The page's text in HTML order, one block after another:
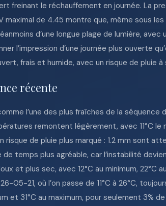
freinant le réchauffement en journée. La
maximal de 4.45 montre que, même sous
d’une longue plage de lumière, avec
l’impression d’une journée plus ouverte
frais et humide, avec un risque de pluie
récente
l’une des plus fraîches de la séquence
remontent légèrement, avec 11°C
risque de pluie plus marqué : 1.2 mm sont
temps plus agréable, car l’instabilité
et plus sec, avec 12°C au minimum, 22°C
05-21, où l’on passe de 11°C à 26°C,
et 31°C au maximum, pour seulement 3%